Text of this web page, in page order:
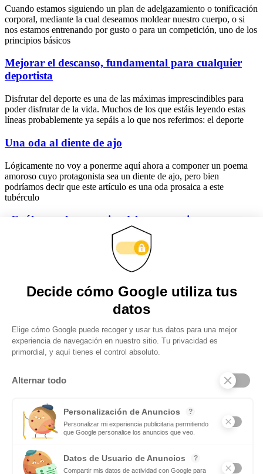
Cuando estamos siguiendo un plan de adelgazamiento o tonificación
corporal, mediante la cual deseamos moldear nuestro cuerpo, o si
nos estamos entrenando por gusto o para un competición, uno de los
principios básicos
Mejorar el descanso, fundamental para cualquier
deportista
Disfrutar del deporte es una de las máximas imprescindibles para
poder disfrutar de la vida. Muchos de los que estáis leyendo estas
líneas probablemente ya sepáis a lo que nos referimos: el deporte
Una oda al diente de ajo
Lógicamente no voy a ponerme aquí ahora a componer un poema
amoroso cuyo protagonista sea un diente de ajo, pero bien
podríamos decir que este artículo es una oda prosaica a este
tubérculo
¿Cuáles son las ventajas del entrenamiento
Son muchas las personas que piensan que el personal trainer es una
figura totalmente innecesario producto de las modas y cuyos
nada más lejos
Obtenga actualizaciones y manténgase
conectado: suscríbase a nuestro boletín
maestro de Educación Física